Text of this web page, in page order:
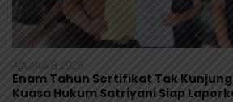
Agustus 8, 2026
Enam Tahun Sertifikat Tak
Kuasa Hukum Satriyani Siap